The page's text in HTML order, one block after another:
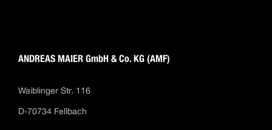
ANDREAS MAIER GmbH & Co. KG (AMF)
Waiblinger Str. 116
D-70734 Fellbach